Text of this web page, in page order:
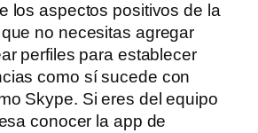
los aspectos positivos de la
no necesitas agregar
perfiles para establecer
como sí sucede con
Skype. Si eres del equipo
conocer la app de